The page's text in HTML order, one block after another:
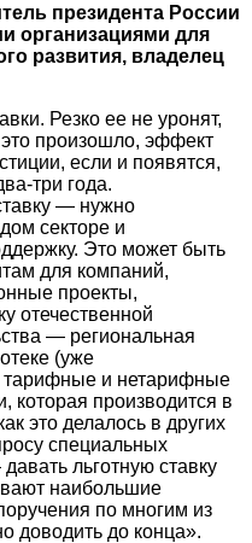
президента России
организациями для
развития, владелец
Резко ее не уронят,
произошло, эффект
если и появятся,
три года.
— нужно
секторе и
Это может быть
для компаний,
проекты,
отечественной
— региональная
(уже
тарифные и нетарифные
которая производится в
это делалось в других
специальных
льготную ставку
наибольшие
по многим из
доводить до конца».